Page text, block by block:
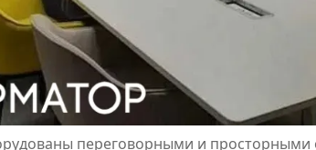
переговорными и просторными